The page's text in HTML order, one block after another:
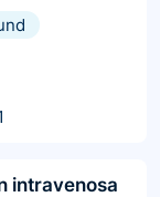
intravenosa